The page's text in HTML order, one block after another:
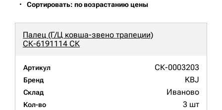
Сортировать: по возрастанию цены
Палец (Г/Ц ковша-звено трапеции)
СК-6191114 СК
Артикул СК-0003203
Бренд KBJ
Склад Иваново
Кол-во 3 шт